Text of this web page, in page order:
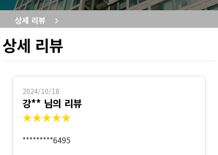
상세 리뷰
상세 리뷰
2024/10/18
강** 님의 리뷰
★★★★★
*********6495